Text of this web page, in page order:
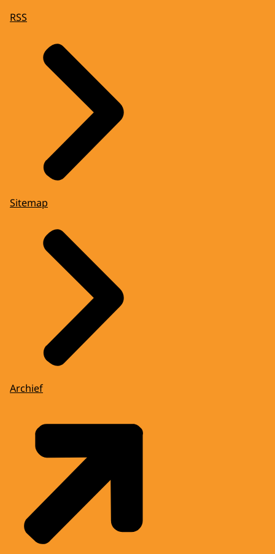
RSS
Sitemap
Archief